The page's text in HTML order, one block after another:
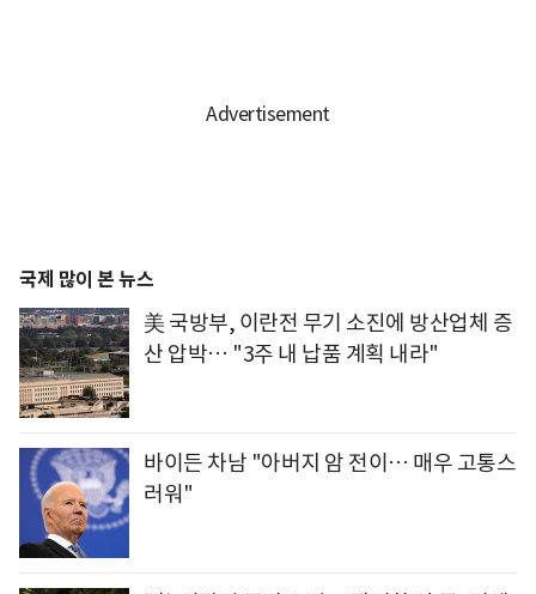
국제 많이 본 뉴스
美 국방부, 이란전 무기 소진에 방산업체 증
산 압박… "3주 내 납품 계획 내라"
바이든 차남 "아버지 암 전이… 매우 고통스
러워"